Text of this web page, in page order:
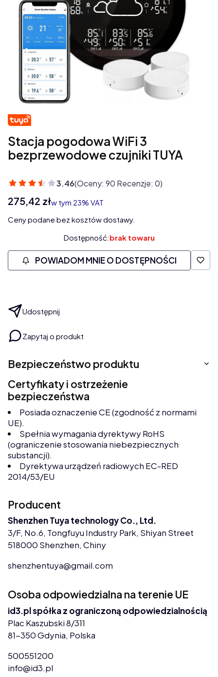
Stacja pogodowa WiFi 3
bezprzewodowe czujniki TUYA
3.46(Oceny: 90 Recenzje: 0)
Cena
275,42 złw tym 23% VAT
w tym 23% VAT
Ceny podane bez kosztów dostawy.
Dostępność:brak towaru
POWIADOM MNIE O DOSTĘPNOŚCI
Udostępnij
Zapytaj o produkt
Bezpieczeństwo produktu
Certyfikaty i ostrzeżenie
bezpieczeństwa
Posiada oznaczenie CE (zgodność z normami
UE).
Spełnia wymagania dyrektywy RoHS
(ograniczenie stosowania niebezpiecznych
substancji).
Dyrektywa urządzeń radiowych EC-RED
2014/53/EU
Producent
Shenzhen Tuya technology Co., Ltd.
3/F, No.6, Tongfuyu Industry Park, Shiyan Street
518000 Shenzhen, Chiny
shenzhentuya@gmail.com
Osoba odpowiedzialna na terenie UE
id3.pl spółka z ograniczoną odpowiedzialnością
Plac Kaszubski 8/311
81-350 Gdynia, Polska
500551200
info@id3.pl